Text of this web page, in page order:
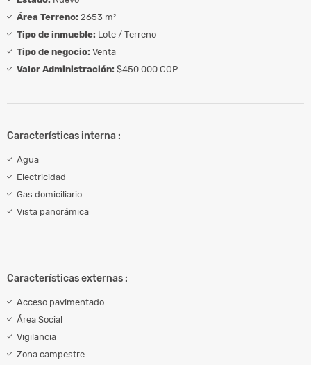
Área Terreno: 2653 m²
Tipo de inmueble: Lote / Terreno
Tipo de negocio: Venta
Valor Administración: $450.000 COP
Características interna :
Agua
Electricidad
Gas domiciliario
Vista panorámica
Características externas :
Acceso pavimentado
Área Social
Vigilancia
Zona campestre